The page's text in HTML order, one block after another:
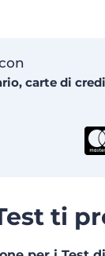
carte di
ti